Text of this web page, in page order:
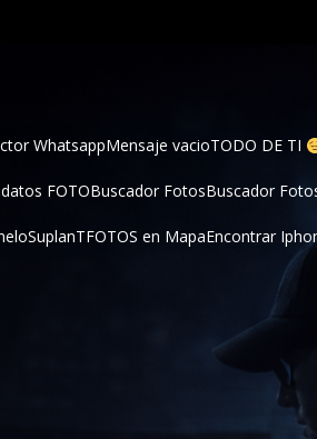
WhatsappMensaje vacioTODO DE TI
FOTOBuscador FotosBuscador
SuplanTFOTOS en MapaEncontrar